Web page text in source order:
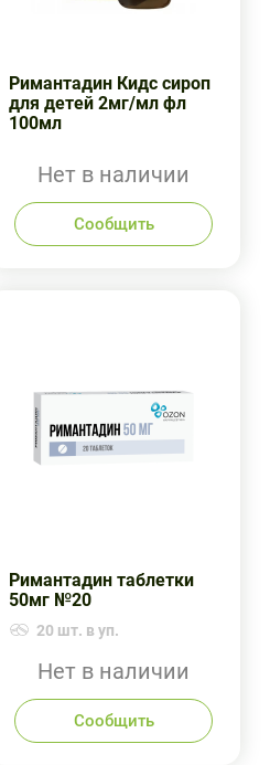
Римантадин Кидс сироп
для детей 2мг/мл фл
100мл
Нет в наличии
Сообщить
Римантадин таблетки
50мг №20
20 шт. в уп.
Нет в наличии
Сообщить